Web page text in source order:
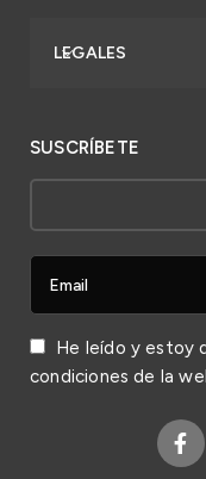
LEGALES
SUSCRÍBETE
He leído y estoy
condiciones de la